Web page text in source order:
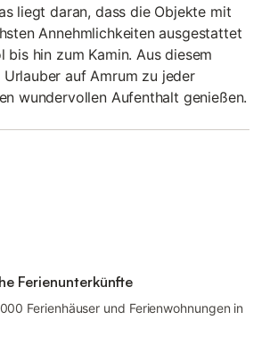
liegt daran, dass die Objekte mit
Annehmlichkeiten ausgestattet
bis hin zum Kamin. Aus diesem
Urlauber auf Amrum zu jeder
wundervollen Aufenthalt genießen.
Ferienunterkünfte
Ferienhäuser und Ferienwohnungen in